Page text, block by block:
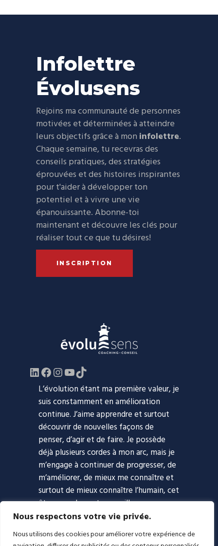
Nous respectons votre vie privée.
Nous utilisons des cookies pour améliorer votre expérience de
Infolettre
Évolusens
Rejoins ma communauté de personnes
motivées et déterminées à atteindre
leurs objectifs grâce à mon infolettre.
Chaque semaine, tu recevras des
conseils pratiques, des stratégies
éprouvées et des histoires inspirantes
pour t'aider à développer ton
potentiel et à vivre une vie
épanouissante. Abonne-toi
maintenant et découvre les clés pour
réaliser tout ce que tu désires!
INSCRIPTION
LinkedIn
Facebook
https://www.instagram.com/
YouTube
TikTok
L’évolution étant ma première valeur, je
suis constamment en amélioration
continue. J’aime apprendre et surtout
découvrir de nouvelles façons de
penser, d’agir et de faire. Je possède
déjà plusieurs cordes à mon arc, mais je
m’engage à continuer de progresser, de
m’améliorer, de mieux me connaître et
surtout de mieux connaître l’humain, cet
être complexe et merveilleux.
Accueil Approche Coaching
Blogue
Podcast À propos